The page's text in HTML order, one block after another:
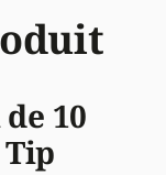
10